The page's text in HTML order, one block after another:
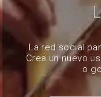
La red social
Crea un nuevo
o